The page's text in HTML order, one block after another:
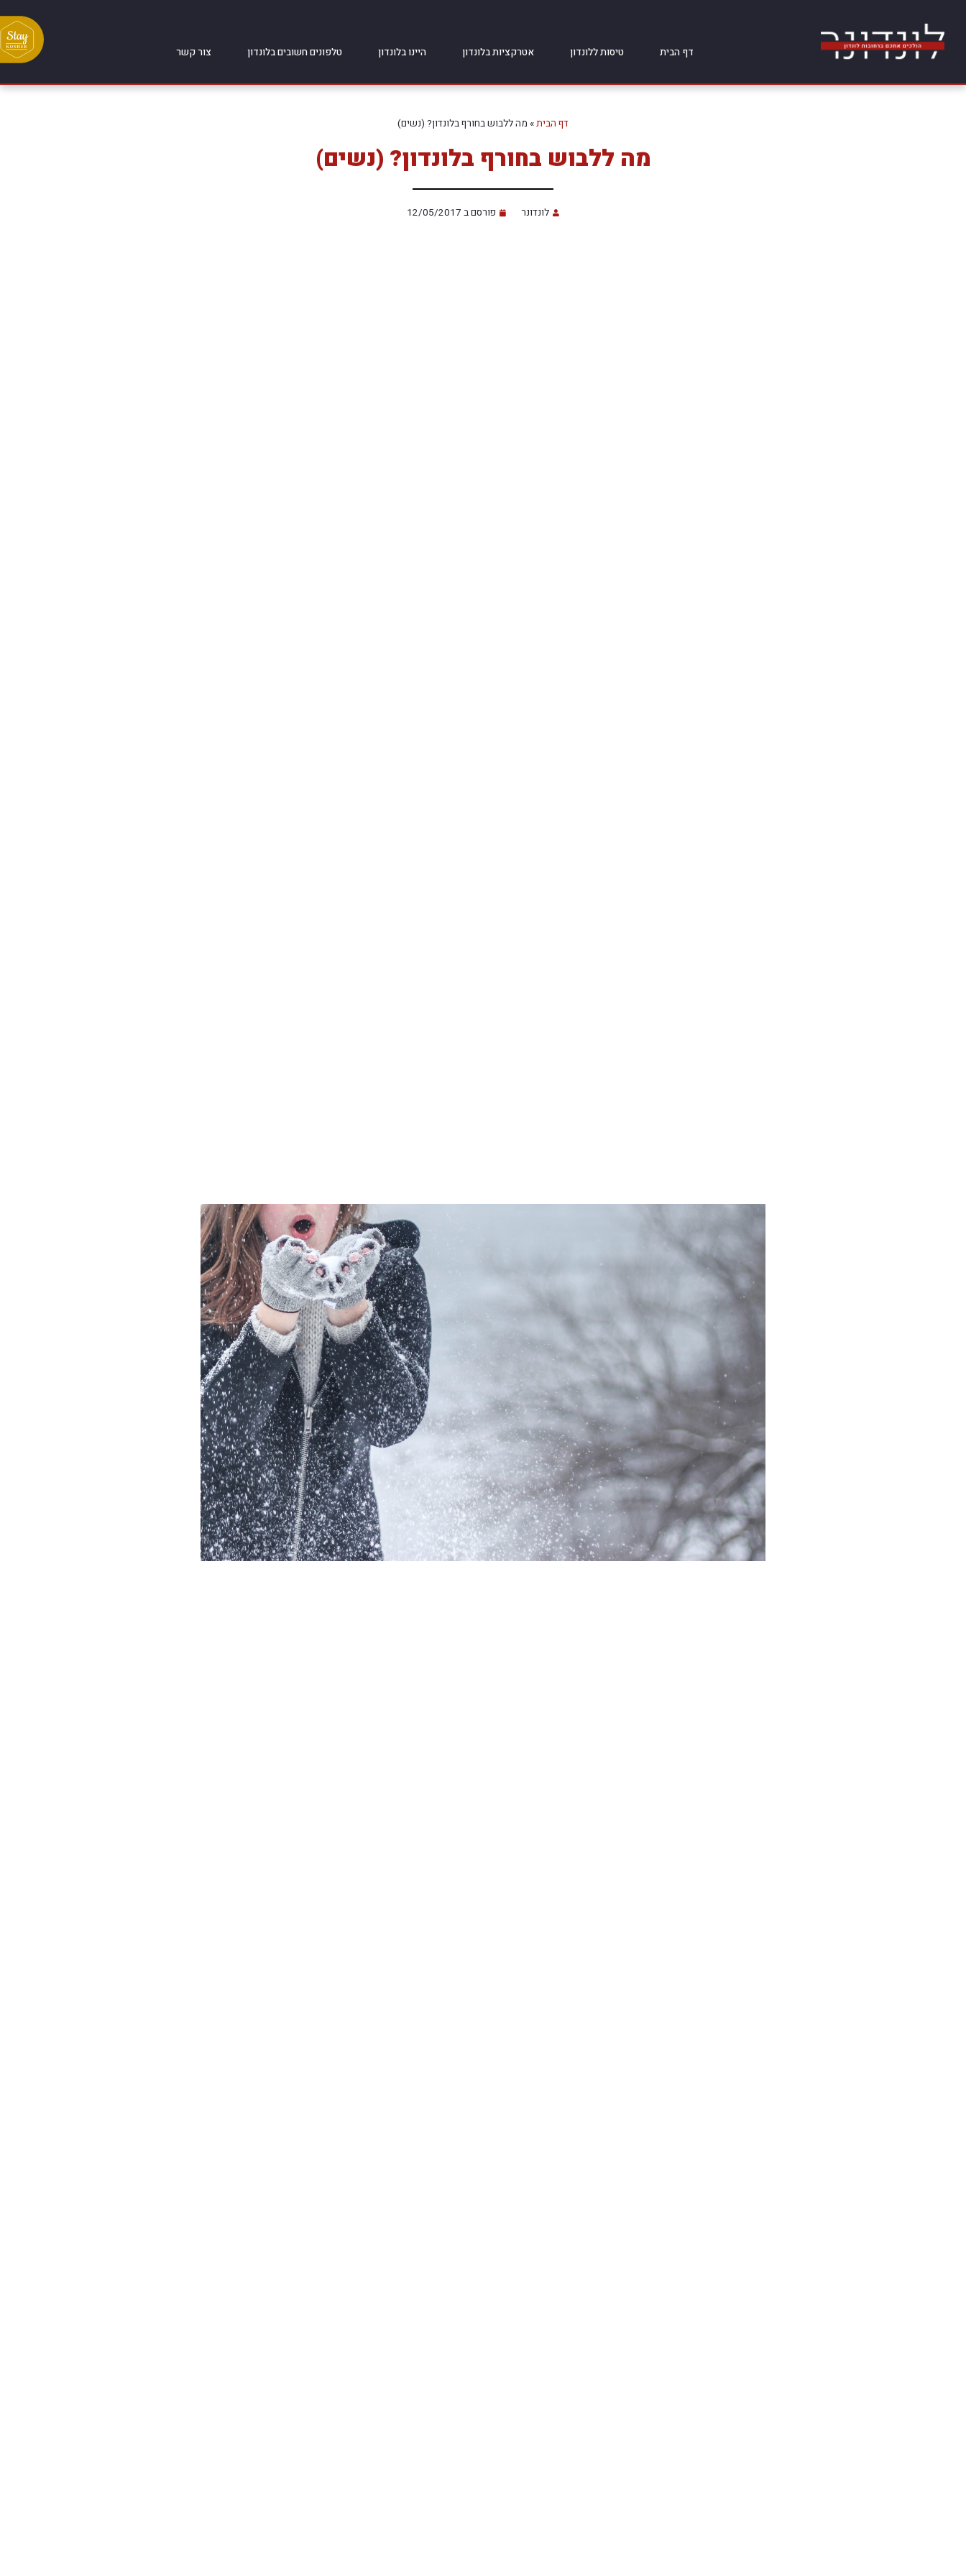
דף הבית טיסות ללונדון אטרקציות בלונדון היינו בלונדון טלפונים חשובים בלונדון צור קשר
דף הבית» מה ללבוש בחורף בלונדון? (נשים)
מה ללבוש בחורף בלונדון? (נשים)
לונדונר פורסם ב 12/05/2017